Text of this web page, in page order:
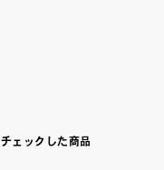
ェックした商品